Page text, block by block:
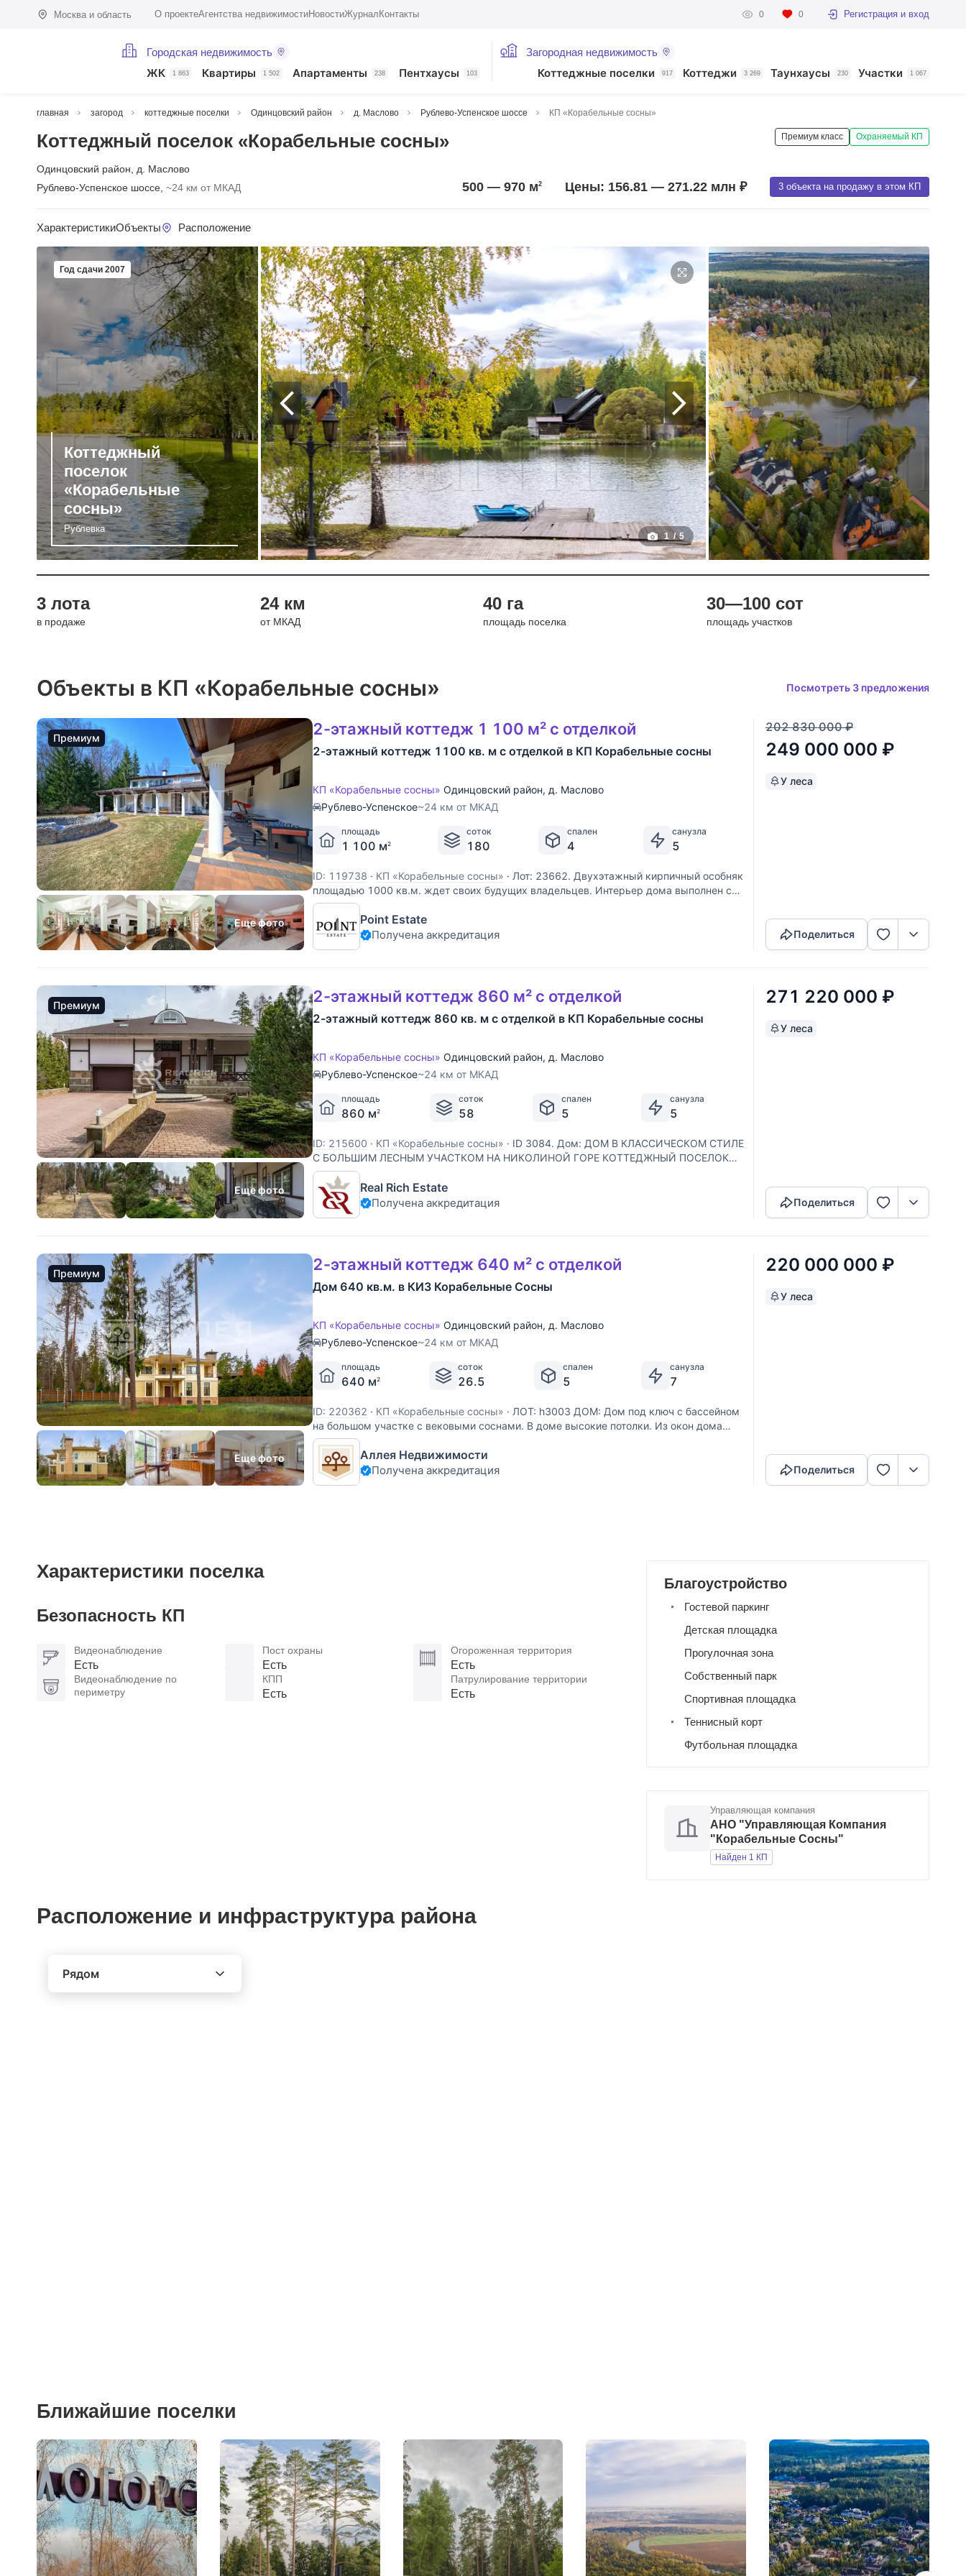
Москва и область О проектеАгентства недвижимостиНовостиЖурнал Контакты 0 0 Регистрация и вход
Городская недвижимость
ЖК 1 863 Квартиры 1 502 Апартаменты 238 Пентхаусы 103
Загородная недвижимость
Коттеджные поселки 917 Коттеджи 3 269 Таунхаусы 230 Участки 1 067
главная загород коттеджные поселки Одинцовский район д. Маслово Рублево-Успенское шоссе КП «Корабельные сосны»
Премиум класс Охраняемый КП
Коттеджный поселок «Корабельные сосны»
Одинцовский район
д. Маслово
Рублево-Успенское шоссе, ~24 км от МКАД 3 объекта на продажу в этом КП
Цены: 156.81 — 271.22 млн ₽
500 — 970 м2
ХарактеристикиОбъекты Расположение
Год сдачи 2007
1 /5
Коттеджный
поселок
«Корабельные
сосны»
Рублевка
3 лота
в продаже
24 км
от МКАД
40 га
площадь поселка
30—100 сот
площадь участков
Объекты в КП «Корабельные сосны» Посмотреть 3 предложения
Премиум
Еще фото
2-этажный коттедж 1 100 м² с отделкой
2-этажный коттедж 1100 кв. м с отделкой в КП Корабельные сосны
КП «Корабельные сосны» Одинцовский район, д. Маслово
Рублево-Успенское~24 км от МКАД
площадь
1 100 м2
соток
180
спален
4
санузла
5
ID: 119738 · КП «Корабельные сосны» · Лот: 23662. Двухэтажный кирпичный особняк
площадью 1000 кв.м. ждет своих будущих владельцев. Интерьер дома выполнен с
применением дорогих изысканных материалов, в одном из самых желанных стилей
для загородных особняков - английском. В нем
Point Estate
Получена аккредитация
202 830 000 ₽
249 000 000 ₽
У леса
Поделиться
Премиум
Еще фото
2-этажный коттедж 860 м² с отделкой
2-этажный коттедж 860 кв. м с отделкой в КП Корабельные сосны
КП «Корабельные сосны» Одинцовский район, д. Маслово
Рублево-Успенское~24 км от МКАД
площадь
860 м2
соток
58
спален
5
санузла
5
ID: 215600 · КП «Корабельные сосны» · ID 3084. Дом: ДОМ В КЛАССИЧЕСКОМ СТИЛЕ
С БОЛЬШИМ ЛЕСНЫМ УЧАСТКОМ НА НИКОЛИНОЙ ГОРЕ КОТТЕДЖНЫЙ ПОСЕЛОК
КОРАБЕЛЬНЫЕ СОСНЫ Участок: Ухоженный большой участок с дорогим ландшафтным
дизайном покорит городских резидентов с первого взгляда:
Real Rich Estate
Получена аккредитация
271 220 000 ₽
У леса
Поделиться
Премиум
Еще фото
2-этажный коттедж 640 м² с отделкой
Дом 640 кв.м. в КИЗ Корабельные Сосны
КП «Корабельные сосны» Одинцовский район, д. Маслово
Рублево-Успенское~24 км от МКАД
площадь
640 м2
соток
26.5
спален
5
санузла
7
ID: 220362 · КП «Корабельные сосны» · ЛОТ: h3003 ДОМ: Дом под ключ с бассейном
на большом участке с вековыми соснами. В доме высокие потолки. Из окон дома
открывается великолепный вид на лесной массив. В гостином зале установлен
дровяной камин. Кухонный гарнитур укомплектован всей
Аллея Недвижимости
Получена аккредитация
220 000 000 ₽
У леса
Поделиться
Характеристики поселка
Безопасность КП
Видеонаблюдение
Есть
Пост охраны
Есть
Огороженная территория
Есть
Видеонаблюдение по
периметру
КПП
Есть
Патрулирование территории
Есть
Благоустройство
Гостевой паркинг
Детская площадка
Прогулочная зона
Собственный парк
Спортивная площадка
Теннисный корт
Футбольная площадка
Управляющая компания
АНО "Управляющая Компания
"Корабельные Сосны"
Найден 1 КП
Расположение и инфраструктура района
Рядом
Ближайшие поселки